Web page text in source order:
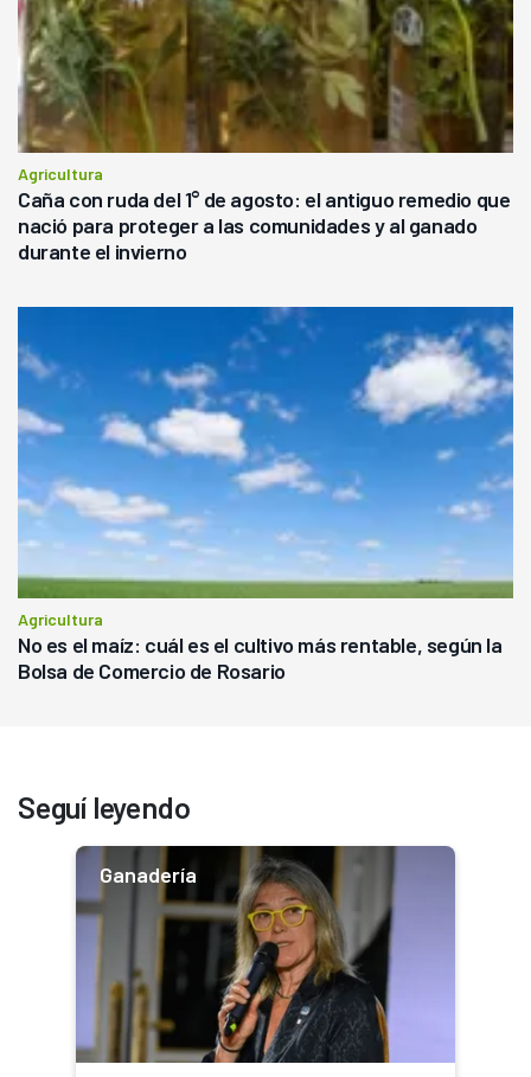
Agricultura
Caña con ruda del 1° de agosto: el antiguo remedio que
nació para proteger a las comunidades y al ganado
durante el invierno
Agricultura
No es el maíz: cuál es el cultivo más rentable, según la
Bolsa de Comercio de Rosario
Seguí leyendo
Ganadería